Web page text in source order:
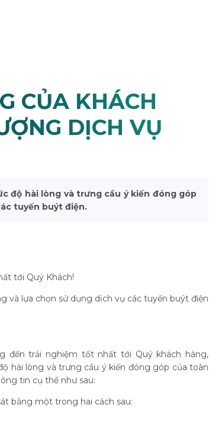
CỦA KHÁCH
DỊCH VỤ
độ hài lòng và trưng cầu ý kiến đóng góp
tuyến buýt điện.
tới Quý Khách!
và lựa chọn sử dụng dịch vụ các tuyến buýt điện
đến trải nghiệm tốt nhất tới Quý khách hàng,
hài lòng và trưng cầu ý kiến đóng góp của toàn
tin cụ thể như sau:
bằng một trong hai cách sau: